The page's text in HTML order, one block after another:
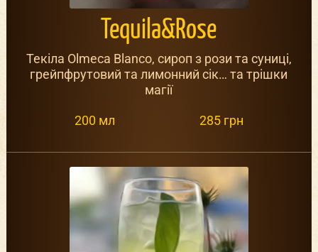
Tequila&Rose
Текіла Olmeca Blanco, сироп з рози та суниці,
грейпфрутовий та лимонний сік… та трішки
магії
200 мл 285 грн